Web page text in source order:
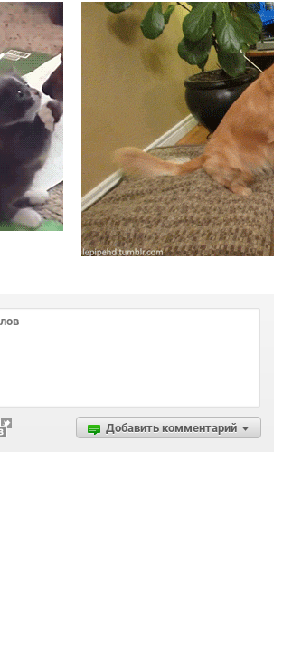
Отстань,
у меня
сериал!
Трогательная
встреча
Добавить комментарий